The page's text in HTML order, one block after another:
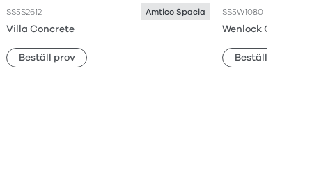
SS5S2612 Amtico Spacia
Villa Concrete
Beställ prov
SS5W1080
Wenlock Oak
Beställ prov